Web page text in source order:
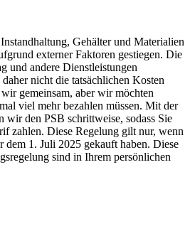
Gehälter und Materialien
externer Faktoren gestiegen. Die
und andere Dienstleistungen
nicht die tatsächlichen Kosten
gemeinsam, aber wir möchten
viel mehr bezahlen müssen. Mit der
wir den PSB schrittweise, sodass Sie
zahlen. Diese Regelung gilt nur, wenn
dem 1. Juli 2025 gekauft haben. Diese
sind in Ihrem persönlichen